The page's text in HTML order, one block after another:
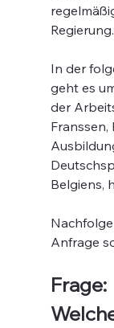
Regierung.
In der
geht es
der
Belgiens,
Anfrage
Frage: